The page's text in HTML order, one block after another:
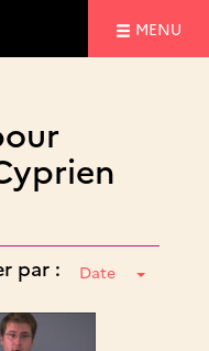
MENU
par : Date